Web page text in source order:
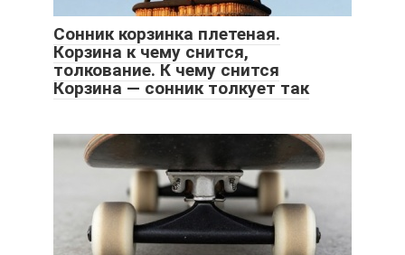
Сонник корзинка плетеная.
Корзина к чему снится,
толкование. К чему снится
Корзина — сонник толкует так